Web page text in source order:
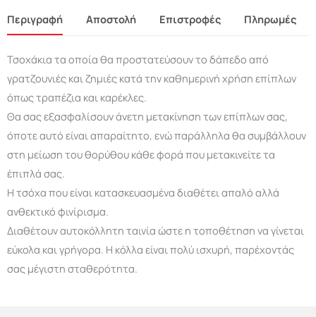
Περιγραφή Αποστολή Επιστροφές Πληρωμές
Τσοχάκια τα οποία θα προστατεύσουν το δάπεδο από
γρατζουνιές και ζημιές κατά την καθημερινή χρήση επίπλων
όπως τραπέζια και καρέκλες.
Θα σας εξασφαλίσουν άνετη μετακίνηση των επίπλων σας,
όποτε αυτό είναι απαραίτητο, ενώ παράλληλα θα συμβάλλουν
στη μείωση του θορύθου κάθε φορά που μετακινείτε τα
έπιπλά σας.
Η τσόχα που είναι κατασκευασμένα διαθέτει απαλό αλλά
ανθεκτικό φινίρισμα.
Διαθέτουν αυτοκόλλητη ταινία ώστε η τοποθέτηση να γίνεται
εύκολα και γρήγορα. Η κόλλα είναι πολύ ισχυρή, παρέχοντάς
σας μέγιστη σταθερότητα.